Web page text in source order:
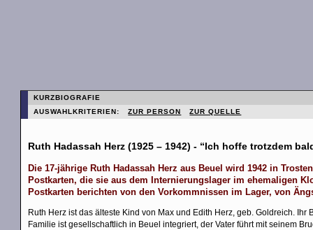
KURZBIOGRAFIE
AUSWAHLKRITERIEN:ZUR PERSON ZUR QUELLE
Ruth Hadassah Herz (1925 – 1942) - “Ich hoffe trotzdem
Die 17-jährige Ruth Hadassah Herz aus Beuel wird 1942 in
Postkarten, die sie aus dem Internierungslager im ehemaligen
Postkarten berichten von den Vorkommnissen im Lager, von
Ruth Herz ist das älteste Kind von Max und Edith Herz, geb. Goldreich.
Familie ist gesellschaftlich in Beuel integriert, der Vater führt mit seinem